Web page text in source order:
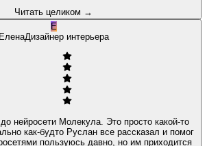
Читать целиком →
Е
ЕленаДизайнер интерьера
Молекула. Это просто какой-то